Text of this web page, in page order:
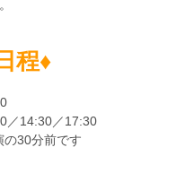
程♦
(火)18:00
／14:30／17:30
30分前です